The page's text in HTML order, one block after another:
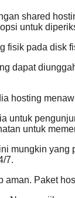
shared
untuk
fisik pada disk
dapat
hosting
untuk
untuk
mungkin
7.
aman. Paket